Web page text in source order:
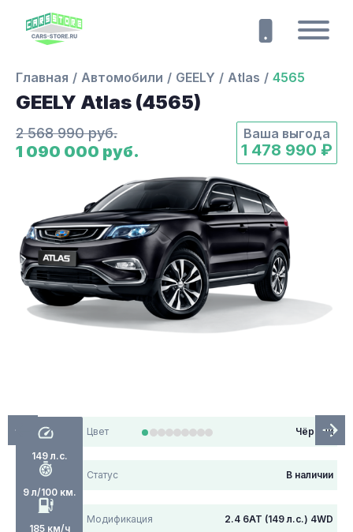
Главная Автомобили GEELY Atlas 4565
GEELY Atlas (4565)
2 568 990 руб.
1 090 000 руб.
Ваша выгода
1 478 990 ₽
149 л.с.
9 л/100 км.
185 км/ч
Цвет Чёрный
Статус В наличии
Модификация 2.4 6АТ (149 л.с.) 4WD